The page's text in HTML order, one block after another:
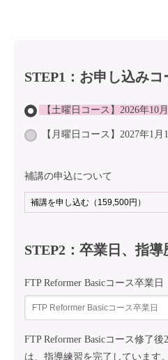
STEP1：お申し込みコ
【土曜日コース】2026年10
【月曜日コース】2027年1月
補講の申込について
STEP2：卒業日、指導
FTP Reformer Basicコース卒業日
FTP Reformer Basicコース修了
は、指導練習を完了しています。